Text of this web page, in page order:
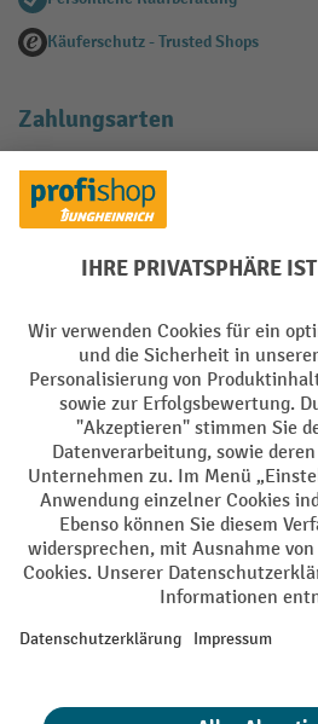
Käuferschutz - Trusted Shops
Zahlungsarten
Creditcard (Master)
Facebook
YouTube
LinkedIn
Instagram
AGB Impressum
Barrierefreiheit Privacy
Alle Preise exkl. gesetzl.
Nachnahmegebühren, wenn nicht anders
¹ Der Rabatt gilt so lange der Vorrat